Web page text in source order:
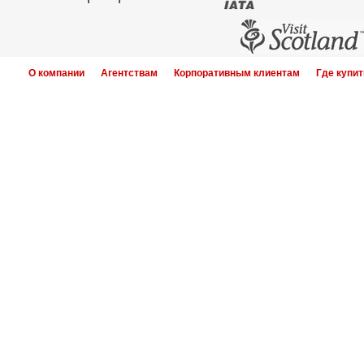
О компании Агентствам Корпоративным клиентам Где